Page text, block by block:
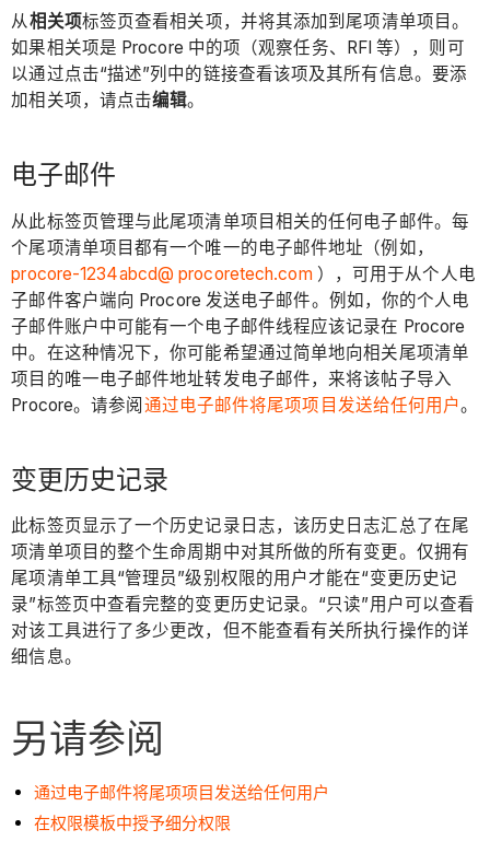
从相关项标签页查看相关项，并将其添加到尾项清单项目。
如果相关项是 Procore 中的项（观察任务、RFI 等），则可
以通过点击“描述”列中的链接查看该项及其所有信息。要添
加相关项，请点击编辑。
电子邮件
从此标签页管理与此尾项清单项目相关的任何电子邮件。每
个尾项清单项目都有一个唯一的电子邮件地址（例如，
procore-1234abcd@ procoretech.com），可用于从个人电
子邮件客户端向 Procore 发送电子邮件。例如，你的个人电
子邮件账户中可能有一个电子邮件线程应该记录在 Procore
中。在这种情况下，你可能希望通过简单地向相关尾项清单
项目的唯一电子邮件地址转发电子邮件，来将该帖子导入
Procore。请参阅 通过电子邮件将尾项项目发送给任何用户。
变更历史记录
此标签页显示了一个历史记录日志，该历史日志汇总了在尾
项清单项目的整个生命周期中对其所做的所有变更。仅拥有
尾项清单工具“管理员”级别权限的用户才能在“变更历史记
录”标签页中查看完整的变更历史记录。“只读”用户可以查看
对该工具进行了多少更改，但不能查看有关所执行操作的详
细信息。
另请参阅
通过电子邮件将尾项项目发送给任何用户
在权限模板中授予细分权限